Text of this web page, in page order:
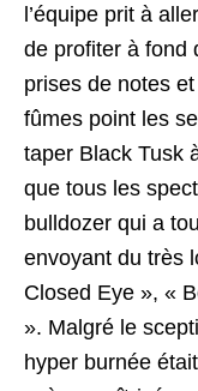
l’équipe prit à
de profiter à fond
prises de notes
fûmes point les
taper Black Tusk
que tous les
bulldozer qui a
envoyant du très
Closed Eye », «
». Malgré le
hyper burnée